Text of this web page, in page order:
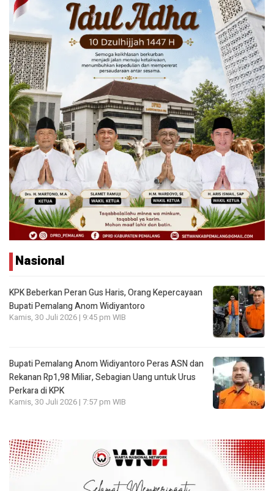
Nasional
KPK Beberkan Peran Gus Haris, Orang Kepercayaan
Bupati Pemalang Anom Widiyantoro
Kamis, 30 Juli 2026 | 9:45 pm WIB
Bupati Pemalang Anom Widiyantoro Peras ASN dan
Rekanan Rp1,98 Miliar, Sebagian Uang untuk Urus
Perkara di KPK
Kamis, 30 Juli 2026 | 7:57 pm WIB